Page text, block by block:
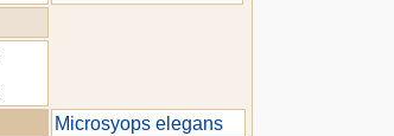
Microsyops elegans